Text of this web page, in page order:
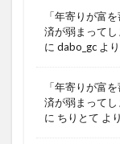
「年寄りが富
済が弱まって
に dabo_gc より
「年寄りが富
済が弱まって
に ちりとて より